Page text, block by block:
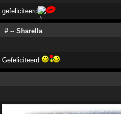
gefeliciteerd
# -- Sharella
Gefeliciteerd